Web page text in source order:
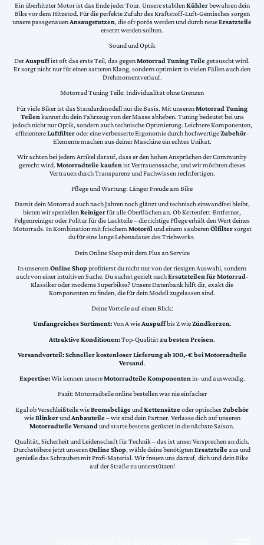
Ein überhitzter Motor ist das Ende jeder Tour. Unsere stabilenKühlerbewahren dein
Bike vor dem Hitzetod. Für die perfekte Zufuhr des Kraftstoff-Luft-Gemisches sorgen
unsere passgenauenAnsaugstutzen, die oft porös werden und durch neueErsatzteile
ersetzt werden sollten.
Sound und Optik
DerAuspuffist oft das erste Teil, das gegenMotorrad Tuning Teilegetauscht wird.
Er sorgt nicht nur für einen satteren Klang, sondern optimiert in vielen Fällen auch den
Drehmomentverlauf.
Motorrad Tuning Teile: Individualität ohne Grenzen
Für viele Biker ist das Standardmodell nur die Basis. Mit unserenMotorrad Tuning
Teilen kannst du dein Fahrzeug von der Masse abheben. Tuning bedeutet bei uns
jedoch nicht nur Optik, sondern auch technische Optimierung. Leichtere Komponenten,
effizientereLuftfilteroder eine verbesserte Ergonomie durch hochwertigeZubehör-
Elemente machen aus deiner Maschine ein echtes Unikat.
Wir achten bei jedem Artikel darauf, dass er den hohen Ansprüchen der Community
gerecht wird. Motorradteile kaufen ist Vertrauenssache, und wir möchten dieses
Vertrauen durch Transparenz und Fachwissen rechtfertigen.
Pflege und Wartung: Länger Freude am Bike
Damit dein Motorrad auch nach Jahren noch glänzt und technisch einwandfrei bleibt,
bieten wir speziellenReinigerfür alle Oberflächen an. Ob Kettenfett-Entferner,
Felgenreiniger oder Politur für die Lackteile – die richtige Pflege erhält den Wert deines
Motorrads. In Kombination mit frischemMotorölund einem sauberenÖlfiltersorgst
du für eine lange Lebensdauer des Triebwerks.
Dein Online Shop mit dem Plus an Service
In unserem Online Shopprofitierst du nicht nur von der riesigen Auswahl, sondern
auch von einer intuitiven Suche. Du suchst gezielt nachErsatzteilen für Motorrad-
Klassiker oder moderne Superbikes? Unsere Datenbank hilft dir, exakt die
Komponenten zu finden, die für dein Modell zugelassen sind.
Deine Vorteile auf einen Blick:
Umfangreiches Sortiment:Von A wieAuspuffbis Z wieZündkerzen.
Attraktive Konditionen:Top-Qualitätzu besten Preisen.
Versandvorteil:Schneller kostenloser Lieferung ab 100,-€ bei Motorradteile
Versand.
Expertise:Wir kennen unsereMotorradteile Komponentenin- und auswendig.
Fazit: Motorradteile online bestellen war nie einfacher
Egal ob Verschleißteile wieBremsbelägeundKettensätzeoder optischesZubehör
wieBlinkerundAnbauteile– wir sind dein Partner. Verlasse dich auf unseren
Motorradteile Versand und starte bestens gerüstet in die nächste Saison.
Qualität, Sicherheit und Leidenschaft für Technik – das ist unser Versprechen an dich.
Durchstöbere jetzt unserenOnline Shop, wähle deine benötigtenErsatzteileaus und
genieße das Schrauben mit Profi-Material. Wir freuen uns darauf, dich und dein Bike
auf der Straße zu unterstützen!